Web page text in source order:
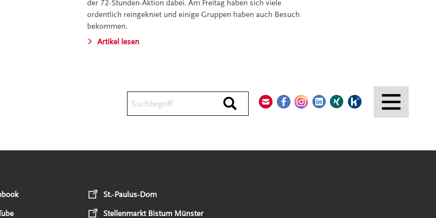
Durchsuchen
der 72-Stunden-Aktion dabei. Am Freitag haben sich viele
ordentlich reingekniet und einige Gruppen haben auch Besuch
bekommen.
Artikel lesen
St.-Paulus-Dom
Stellenmarkt Bistum Münster